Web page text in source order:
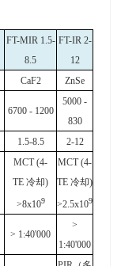
FT-MIR 1.5-
8.5
FT-IR 2-
12
CaF2 ZnSe
6700 - 1200
5000 -
830
1.5-8.5 2-12
MCT (4-
TE冷却)
>8x109
MCT (4-
TE冷却)
>2.5x109
> 1:40'000
>
1:40'000